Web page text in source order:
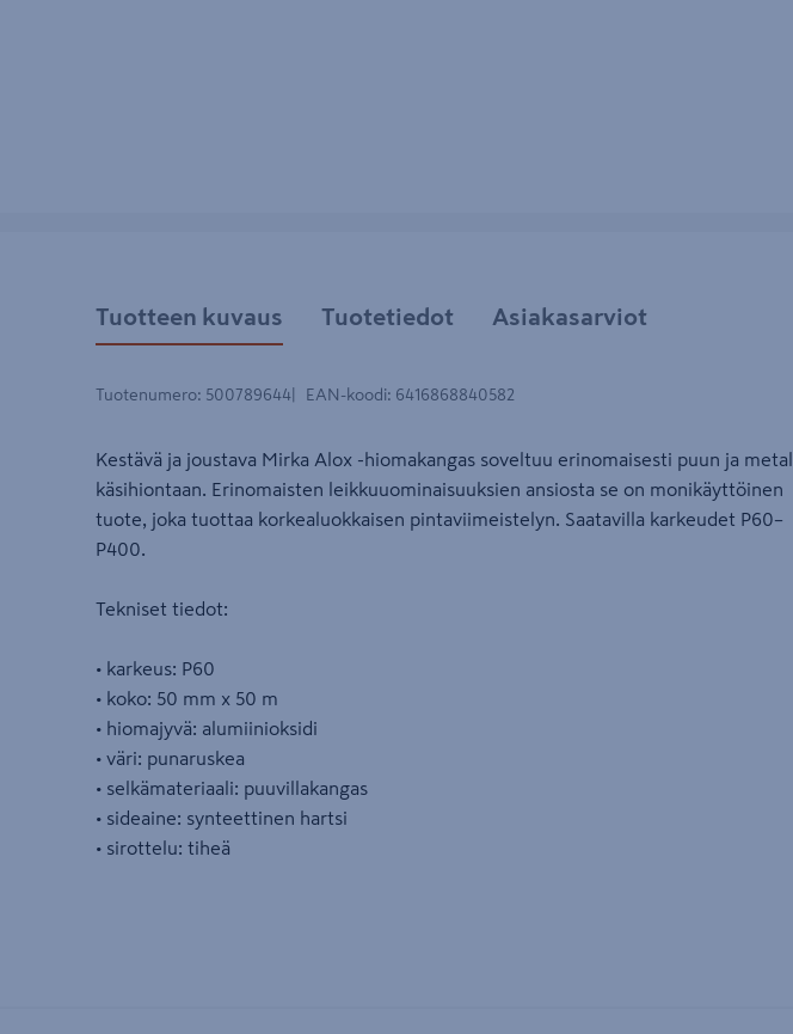
Tuotteen kuvaus Tuotetiedot Asiakasarviot
Tuotenumero: 500789644 EAN-koodi: 6416868840582
Kestävä ja joustava Mirka Alox -hiomakangas soveltuu erinomaisesti puun ja
käsihiontaan. Erinomaisten leikkuuominaisuuksien ansiosta se on monikäyttöinen
tuote, joka tuottaa korkealuokkaisen pintaviimeistelyn. Saatavilla karkeudet P60–
P400.
Tekniset tiedot:
• karkeus: P60
• koko: 50 mm x 50 m
• hiomajyvä: alumiinioksidi
• väri: punaruskea
• selkämateriaali: puuvillakangas
• sideaine: synteettinen hartsi
• sirottelu: tiheä